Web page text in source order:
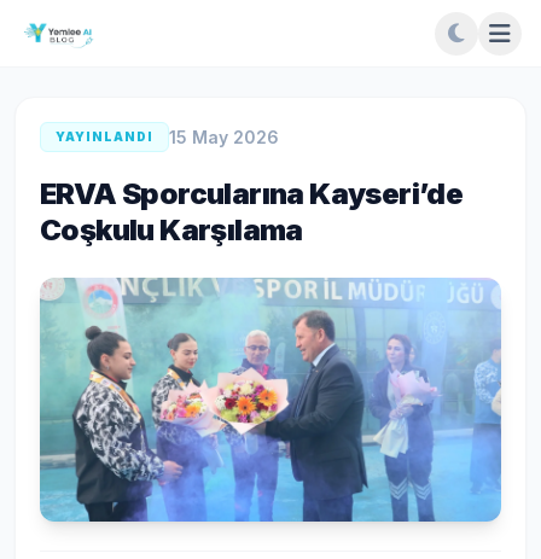
YAYINLANDI 15 May 2026
ERVA Sporcularına Kayseri’de
Coşkulu Karşılama